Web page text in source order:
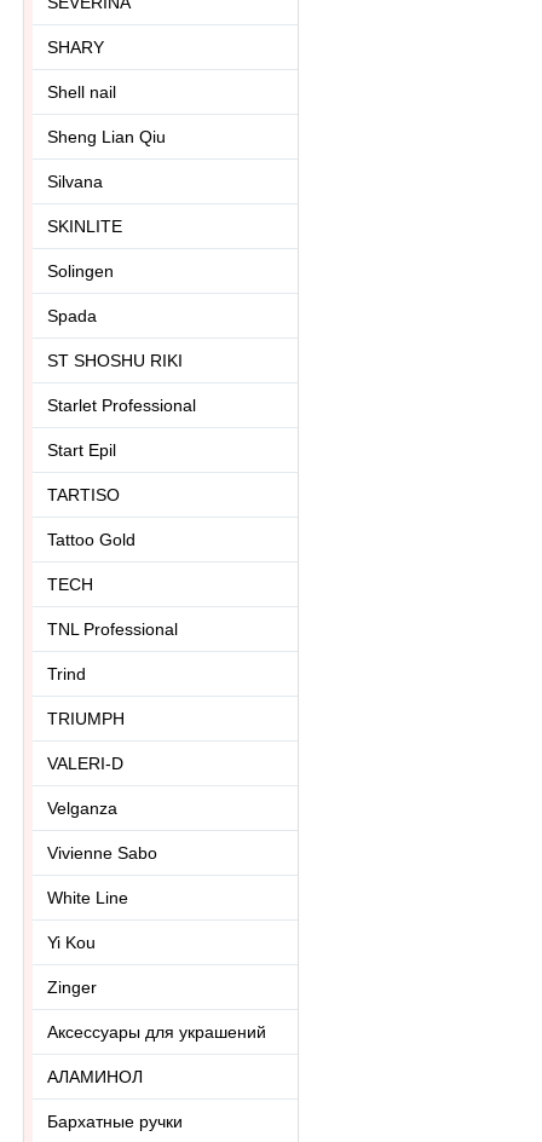
SHARY
Shell nail
Sheng Lian Qiu
Silvana
SKINLITE
Solingen
Spada
ST SHOSHU RIKI
Starlet Professional
Start Epil
TARTISO
Tattoo Gold
TECH
TNL Professional
Trind
TRIUMPH
VALERI-D
Velganza
Vivienne Sabo
White Line
Yi Kou
Zinger
Аксессуары для украшений
АЛАМИНОЛ
Бархатные ручки